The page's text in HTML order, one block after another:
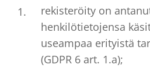
rekisteröity on
henkilötietojensa
useampaa erityistä
(GDPR 6 art. 1.a);